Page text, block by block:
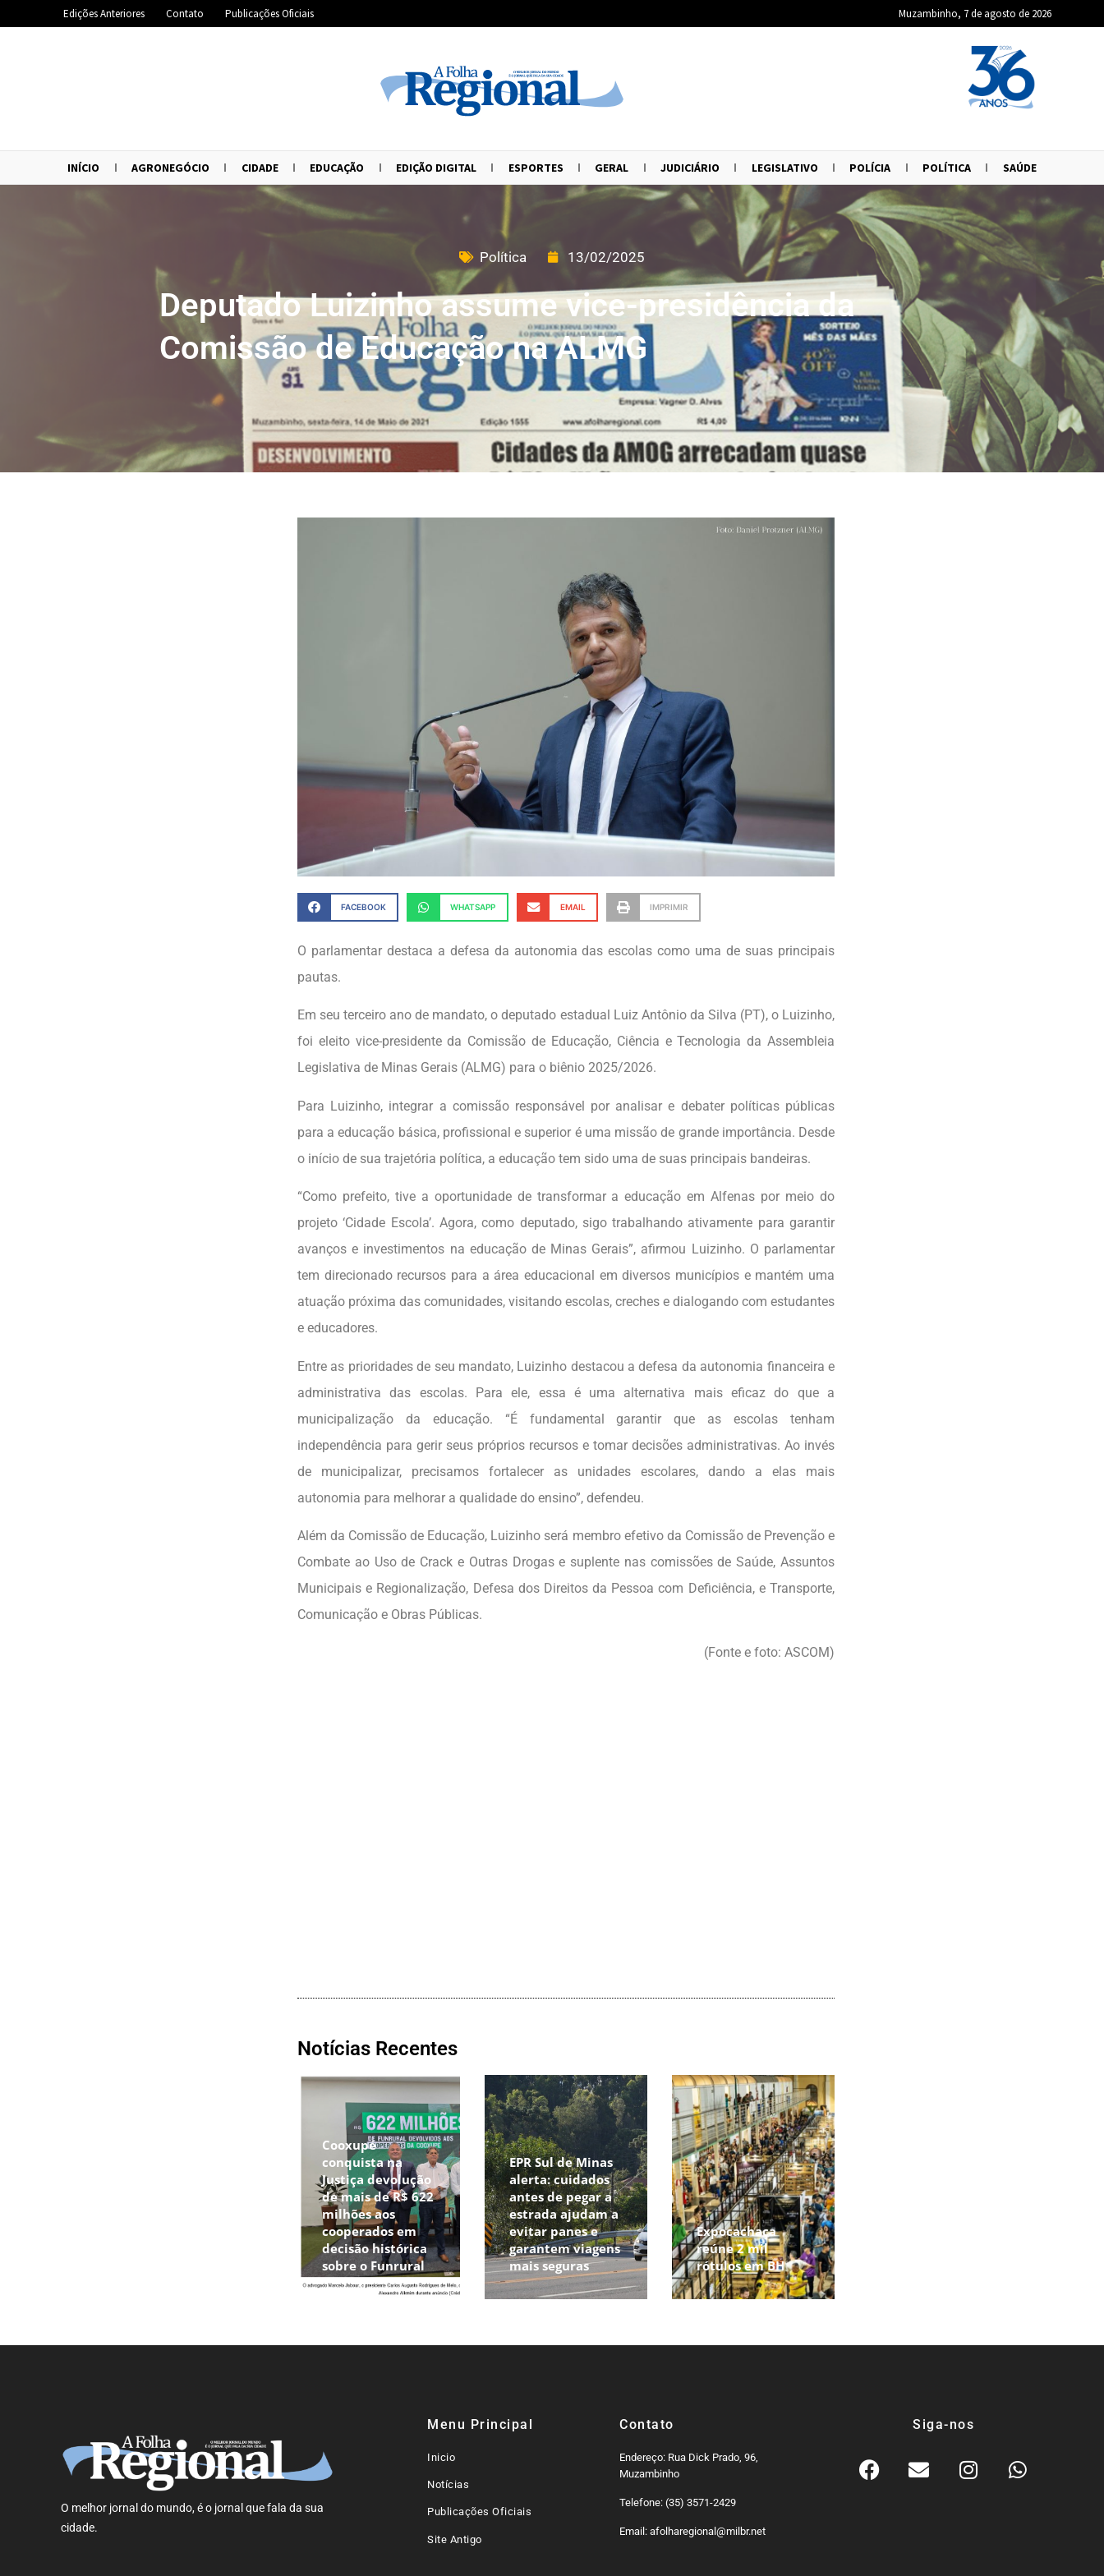
Edições Anteriores Contato Publicações Oficiais Muzambinho, 7 de agosto de 2026
INÍCIO AGRONEGÓCIO CIDADE EDUCAÇÃO EDIÇÃO DIGITAL ESPORTES GERAL JUDICIÁRIO LEGISLATIVO POLÍCIA POLÍTICA SAÚDE
Política 13/02/2025
Deputado Luizinho assume vice-presidência da
Comissão de Educação na ALMG
FACEBOOK WHATSAPP EMAIL IMPRIMIR
O parlamentar destaca a defesa da autonomia das escolas como uma de suas principais
pautas.
Em seu terceiro ano de mandato, o deputado estadual Luiz Antônio da Silva (PT), o Luizinho,
foi eleito vice-presidente da Comissão de Educação, Ciência e Tecnologia da Assembleia
Legislativa de Minas Gerais (ALMG) para o biênio 2025/2026.
Para Luizinho, integrar a comissão responsável por analisar e debater políticas públicas
para a educação básica, profissional e superior é uma missão de grande importância. Desde
o início de sua trajetória política, a educação tem sido uma de suas principais bandeiras.
“Como prefeito, tive a oportunidade de transformar a educação em Alfenas por meio do
projeto ‘Cidade Escola’. Agora, como deputado, sigo trabalhando ativamente para garantir
avanços e investimentos na educação de Minas Gerais”, afirmou Luizinho. O parlamentar
tem direcionado recursos para a área educacional em diversos municípios e mantém uma
atuação próxima das comunidades, visitando escolas, creches e dialogando com estudantes
e educadores.
Entre as prioridades de seu mandato, Luizinho destacou a defesa da autonomia financeira e
administrativa das escolas. Para ele, essa é uma alternativa mais eficaz do que a
municipalização da educação. “É fundamental garantir que as escolas tenham
independência para gerir seus próprios recursos e tomar decisões administrativas. Ao invés
de municipalizar, precisamos fortalecer as unidades escolares, dando a elas mais
autonomia para melhorar a qualidade do ensino”, defendeu.
Além da Comissão de Educação, Luizinho será membro efetivo da Comissão de Prevenção e
Combate ao Uso de Crack e Outras Drogas e suplente nas comissões de Saúde, Assuntos
Municipais e Regionalização, Defesa dos Direitos da Pessoa com Deficiência, e Transporte,
Comunicação e Obras Públicas.
(Fonte e foto: ASCOM)
Notícias Recentes
Cooxupé
conquista na
Justiça devolução
de mais de R$ 622
milhões aos
cooperados em
decisão histórica
sobre o Funrural
EPR Sul de Minas
alerta: cuidados
antes de pegar a
estrada ajudam a
evitar panes e
garantem viagens
mais seguras
Expocachaça
reúne 2 mil
rótulos em BH
O melhor jornal do mundo, é o jornal que fala da sua
cidade.
Menu Principal
Inicio
Notícias
Publicações Oficiais
Site Antigo
Contato
Endereço: Rua Dick Prado, 96,
Muzambinho
Telefone: (35) 3571-2429
Email: afolharegional@milbr.net
Siga-nos